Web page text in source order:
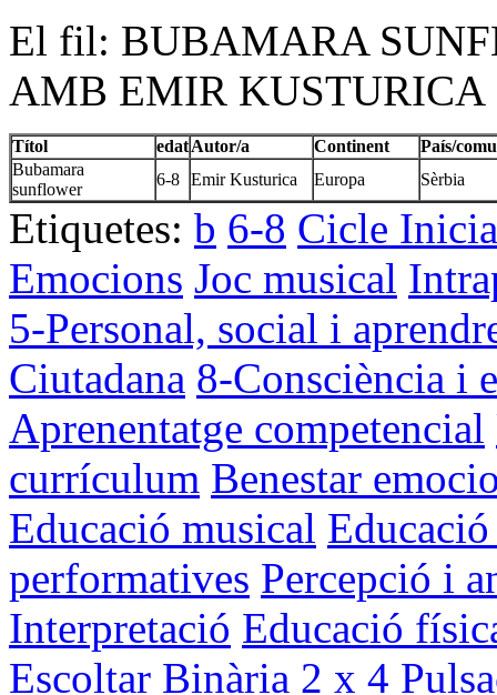
El fil: BUBAMARA
AMB EMIR KUSTURICA
Títol edatAutor/a Continent
País/
Bubamara
sunflower
6-8 Emir Kusturica Europa Sèrbia
Etiquetes: b 6-8 Cicle
Emocions Joc musical
5-Personal, social i
Ciutadana 8-Consciència i
Aprenentatge competencial
currículum Benestar
Educació musical
performatives Percepció i
Interpretació Educació
Escoltar Binària 2 x 4